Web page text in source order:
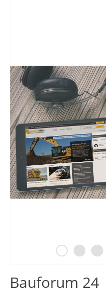
Bauforum 24